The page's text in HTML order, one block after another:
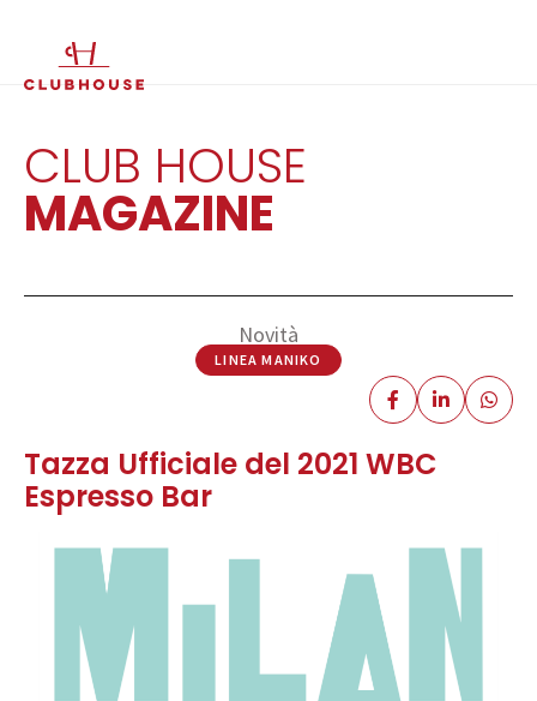
EN
CLUB HOUSE
MAGAZINE
Novità
LINEA MANIKO
Tazza Ufficiale del 2021 WBC
Espresso Bar